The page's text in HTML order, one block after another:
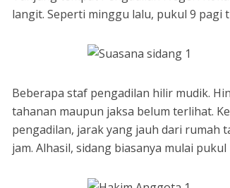
langit. Seperti minggu lalu, pukul 9 pagi
Beberapa staf pengadilan hilir mudik.
tahanan maupun jaksa belum terlihat.
pengadilan, jarak yang jauh dari rumah
jam. Alhasil, sidang biasanya mulai